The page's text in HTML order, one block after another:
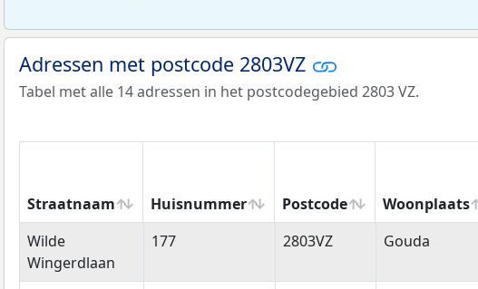
Adressen met postcode 2803VZ
Tabel met alle 14 adressen in het postcodegebied 2803 VZ.
Straatnaam Huisnummer Postcode Woonplaats
Straatnaam
Huisnummer Postcode Woonplaats
Wilde
Wingerdlaan
177 2803VZ Gouda